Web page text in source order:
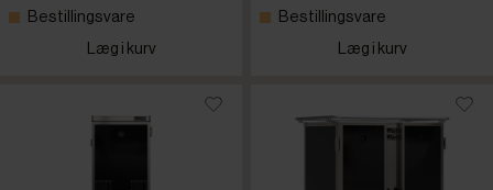
Bestillingsvare
Læg i kurv
Bestillingsvare
Læg i kurv